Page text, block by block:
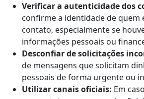
Verificar a autenticidade dos
confirme a identidade de quem
contato, especialmente se
informações pessoais ou
Desconfiar de solicitações
de mensagens que solicitam
pessoais de forma urgente ou
Utilizar canais oficiais: Em